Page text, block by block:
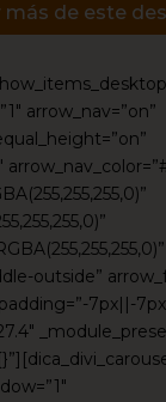
más de este
arrow_nav=”on”
outside”
7px||-